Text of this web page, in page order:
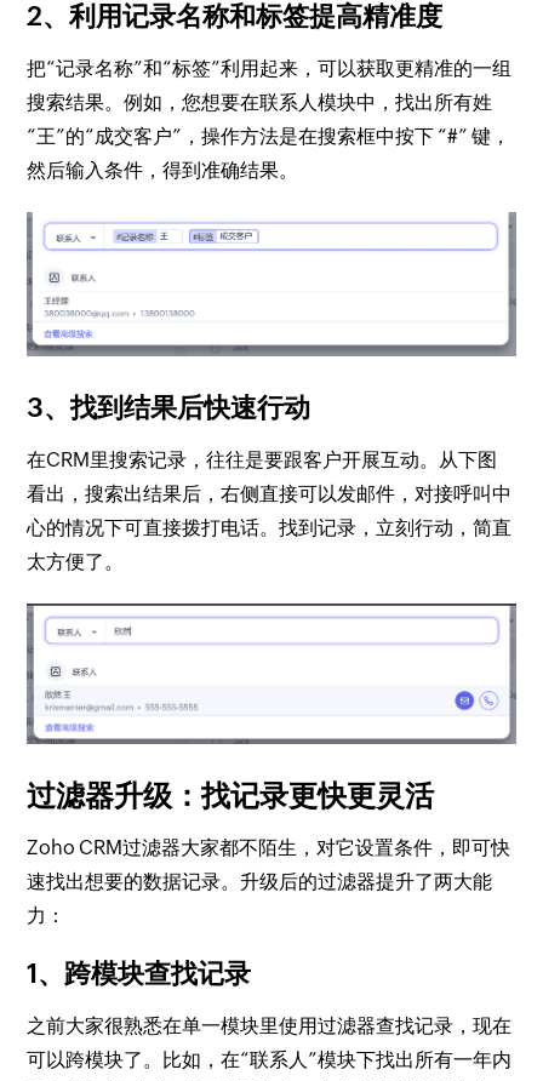
2、利用记录名称和标签提高精准度
把“记录名称”和“标签”利用起来，可以获取更精准的一组
搜索结果。例如，您想要在联系人模块中，找出所有姓
“王”的“成交客户”，操作方法是在搜索框中按下 “#” 键，
然后输入条件，得到准确结果。
3、找到结果后快速行动
在CRM里搜索记录，往往是要跟客户开展互动。从下图
看出，搜索出结果后，右侧直接可以发邮件，对接呼叫中
心的情况下可直接拨打电话。找到记录，立刻行动，简直
太方便了。
过滤器升级：找记录更快更灵活
Zoho CRM过滤器大家都不陌生，对它设置条件，即可快
速找出想要的数据记录。升级后的过滤器提升了两大能
力：
1、跨模块查找记录
之前大家很熟悉在单一模块里使用过滤器查找记录，现在
可以跨模块了。比如，在“联系人”模块下找出所有一年内